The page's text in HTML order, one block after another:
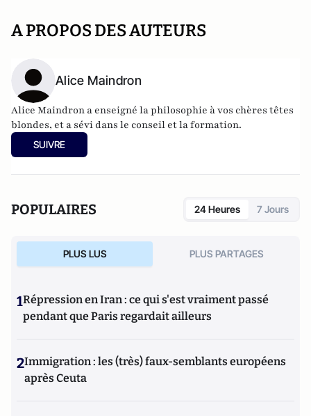
A PROPOS DES AUTEURS
Alice Maindron
Alice Maindron a enseigné la philosophie à vos chères têtes
blondes, et a sévi dans le conseil et la formation.
SUIVRE
POPULAIRES 24 Heures 7 Jours
PLUS LUS PLUS PARTAGES
1Répression en Iran : ce qui s'est vraiment passé
pendant que Paris regardait ailleurs
2Immigration : les (très) faux-semblants européens
après Ceuta